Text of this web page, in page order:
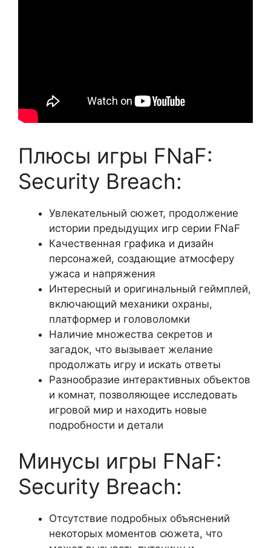
Плюсы игры FNaF:
Security Breach:
Увлекательный сюжет, продолжение
истории предыдущих игр серии FNaF
Качественная графика и дизайн
персонажей, создающие атмосферу
ужаса и напряжения
Интересный и оригинальный геймплей,
включающий механики охраны,
платформер и головоломки
Наличие множества секретов и
загадок, что вызывает желание
продолжать игру и искать ответы
Разнообразие интерактивных объектов
и комнат, позволяющее исследовать
игровой мир и находить новые
подробности и детали
Минусы игры FNaF:
Security Breach:
Отсутствие подробных объяснений
некоторых моментов сюжета, что